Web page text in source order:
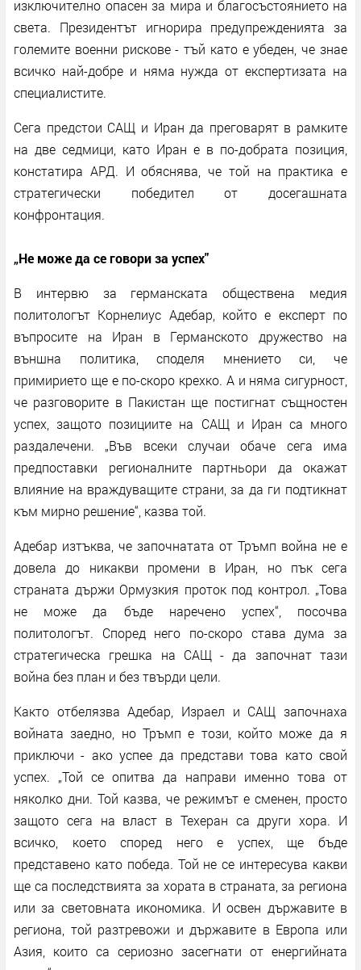
изключително опасен за мира и благосъстоянието на
света. Президентът игнорира предупрежденията за
големите военни рискове - тъй като е убеден, че знае
всичко най-добре и няма нужда от експертизата на
специалистите.
Сега предстои САЩ и Иран да преговарят в рамките
на две седмици, като Иран е в по-добрата позиция,
констатира АРД. И обяснява, че той на практика е
стратегически победител от досегашната
конфронтация.
„Не може да се говори за успех"
В интервю за германската обществена медия
политологът Корнелиус Адебар, който е експерт по
въпросите на Иран в Германското дружество на
външна политика, споделя мнението си, че
примирието ще е по-скоро крехко. А и няма сигурност,
че разговорите в Пакистан ще постигнат същностен
успех, защото позициите на САЩ и Иран са много
раздалечени. „Във всеки случаи обаче сега има
предпоставки регионалните партньори да окажат
влияние на враждуващите страни, за да ги подтикнат
към мирно решение“, казва той.
Адебар изтъква, че започнатата от Тръмп война не е
довела до никакви промени в Иран, но пък сега
страната държи Ормузкия проток под контрол. „Това
не може да бъде наречено успех“, посочва
политологът. Според него по-скоро става дума за
стратегическа грешка на САЩ - да започнат тази
война без план и без твърди цели.
Както отбелязва Адебар, Израел и САЩ започнаха
войната заедно, но Тръмп е този, който може да я
приключи - ако успее да представи това като свой
успех. „Той се опитва да направи именно това от
няколко дни. Той казва, че режимът е сменен, просто
защото сега на власт в Техеран са други хора. И
всичко, което според него е успех, ще бъде
представено като победа. Той не се интересува какви
ще са последствията за хората в страната, за региона
или за световната икономика. И освен държавите в
региона, той разтревожи и държавите в Европа или
Азия, които са сериозно засегнати от енергийната